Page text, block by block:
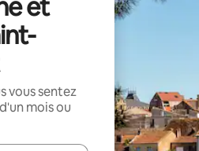
et
vous sentez
mois ou